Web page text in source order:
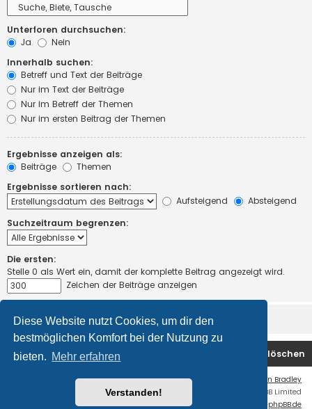
Diese Website nutzt Cookies, um dir den
bestmöglichen Komfort bei der Nutzung zu
bieten. Mehr erfahren
Verstanden!
Unterforen durchsuchen:
Ja
Nein
Innerhalb suchen:
Betreff und Text der Beiträge
Nur im Text der Beiträge
Nur im Betreff der Themen
Nur im ersten Beitrag der Themen
Ergebnisse anzeigen als:
Beiträge
Themen
Ergebnisse sortieren nach:
Aufsteigend
Absteigend
Suchzeitraum begrenzen:
Die ersten:
Stelle 0 als Wert ein, damit der komplette Beitrag angezeigt wird.
Zeichen der Beiträge anzeigen
Startseite Foren-Übersicht Alle Cookies löschen
Ian Bradley
Powered byphpBB
® Forum Software © phpBB Limited
Deutsche Übersetzung durch phpBB.de